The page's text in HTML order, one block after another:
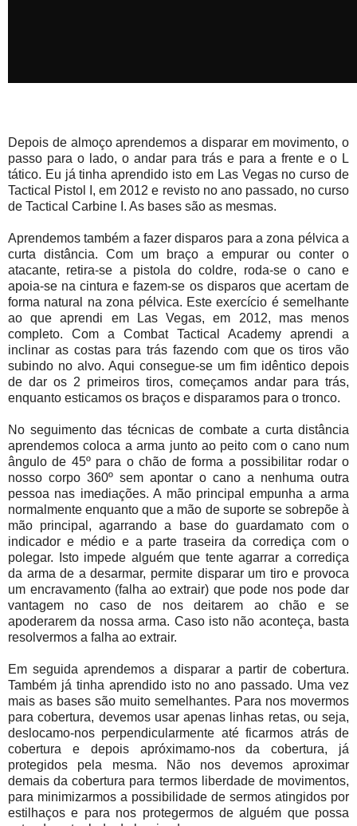
Depois de almoço aprendemos a disparar em movimento, o
passo para o lado, o andar para trás e para a frente e o L
tático. Eu já tinha aprendido isto em Las Vegas no curso de
Tactical Pistol I, em 2012 e revisto no ano passado, no curso
de Tactical Carbine I. As bases são as mesmas.
Aprendemos também a fazer disparos para a zona pélvica a
curta distância. Com um braço a empurar ou conter o
atacante, retira-se a pistola do coldre, roda-se o cano e
apoia-se na cintura e fazem-se os disparos que acertam de
forma natural na zona pélvica. Este exercício é semelhante
ao que aprendi em Las Vegas, em 2012, mas menos
completo. Com a Combat Tactical Academy aprendi a
inclinar as costas para trás fazendo com que os tiros vão
subindo no alvo. Aqui consegue-se um fim idêntico depois
de dar os 2 primeiros tiros, começamos andar para trás,
enquanto esticamos os braços e disparamos para o tronco.
No seguimento das técnicas de combate a curta distância
aprendemos coloca a arma junto ao peito com o cano num
ângulo de 45º para o chão de forma a possibilitar rodar o
nosso corpo 360º sem apontar o cano a nenhuma outra
pessoa nas imediações. A mão principal empunha a arma
normalmente enquanto que a mão de suporte se sobrepõe à
mão principal, agarrando a base do guardamato com o
indicador e médio e a parte traseira da corrediça com o
polegar. Isto impede alguém que tente agarrar a corrediça
da arma de a desarmar, permite disparar um tiro e provoca
um encravamento (falha ao extrair) que pode nos pode dar
vantagem no caso de nos deitarem ao chão e se
apoderarem da nossa arma. Caso isto não aconteça, basta
resolvermos a falha ao extrair.
Em seguida aprendemos a disparar a partir de cobertura.
Também já tinha aprendido isto no ano passado. Uma vez
mais as bases são muito semelhantes. Para nos movermos
para cobertura, devemos usar apenas linhas retas, ou seja,
deslocamo-nos perpendicularmente até ficarmos atrás de
cobertura e depois apróximamo-nos da cobertura, já
protegidos pela mesma. Não nos devemos aproximar
demais da cobertura para termos liberdade de movimentos,
para minimizarmos a possibilidade de sermos atingidos por
estilhaços e para nos protegermos de alguém que possa